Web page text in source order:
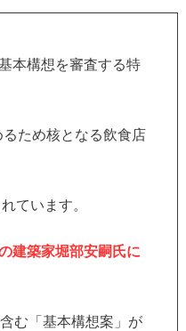
本構想を審査する特
ため核となる飲食店
ています。
建築家堀部安嗣氏に
む「基本構想案」が